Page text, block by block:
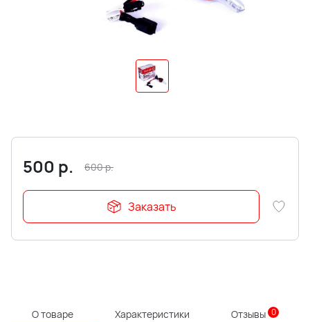
500 р. 600р.
Заказать
О товаре Характеристики Отзывы 0